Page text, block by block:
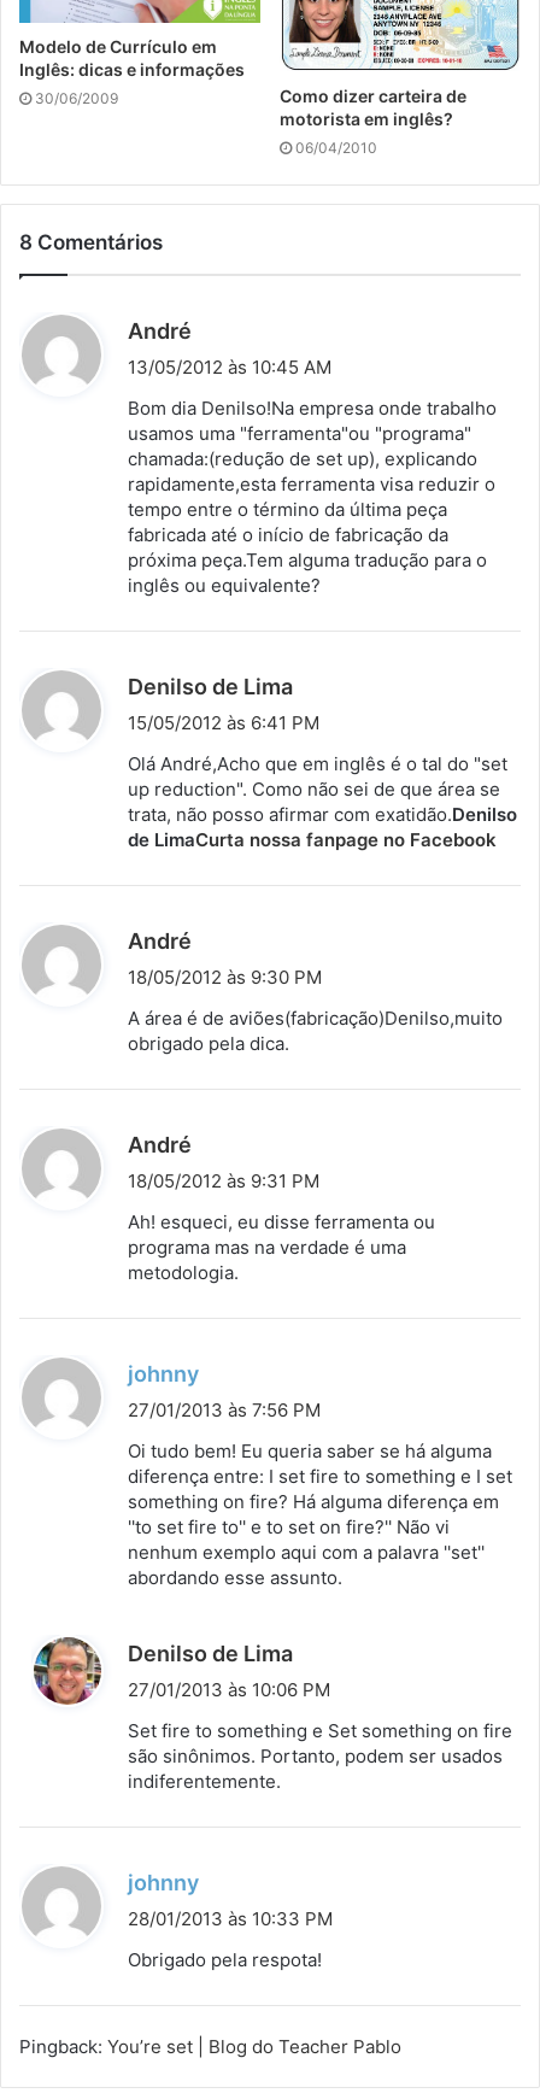
Modelo de Currículo em
Inglês: dicas e informações
30/06/2009
Como dizer carteira de
motorista em inglês?
06/04/2010
8 Comentários
André
i
s
e
:
13/05/2012 às 10:45 AM
Bom dia Denilso!Na empresa onde trabalho
usamos uma "ferramenta"ou "programa"
chamada:(redução de set up), explicando
rapidamente,esta ferramenta visa reduzir o
tempo entre o término da última peça
fabricada até o início de fabricação da
próxima peça.Tem alguma tradução para o
inglês ou equivalente?
Denilso de Lima
i
s
e
:
15/05/2012 às 6:41 PM
Olá André,Acho que em inglês é o tal do "set
up reduction". Como não sei de que área se
trata, não posso afirmar com exatidão.Denilso
de LimaCurta nossa fanpage no Facebook
André
i
s
18/05/2012 às 9:30 PM
A área é de aviões(fabricação)Denilso,muito
obrigado pela dica.
André
i
s
e
18/05/2012 às 9:31 PM
Ah! esqueci, eu disse ferramenta ou
programa mas na verdade é uma
metodologia.
johnny
i
s
e
:
27/01/2013 às 7:56 PM
Oi tudo bem! Eu queria saber se há alguma
diferença entre: I set fire to something e I set
something on fire? Há alguma diferença em
''to set fire to'' e to set on fire?'' Não vi
nenhum exemplo aqui com a palavra ''set''
abordando esse assunto.
Denilso de Lima
i
s
27/01/2013 às 10:06 PM
Set fire to something e Set something on fire
são sinônimos. Portanto, podem ser usados
indiferentemente.
johnny
i
e
:
28/01/2013 às 10:33 PM
Obrigado pela respota!
Pingback: You’re set | Blog do Teacher Pablo